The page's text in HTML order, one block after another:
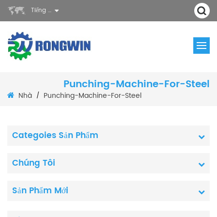
Tiếng Việt
Punching-Machine-For-Steel
Nhà / Punching-Machine-For-Steel
Categoies Sản Phẩm
Chúng Tôi
Sản Phẩm Mới